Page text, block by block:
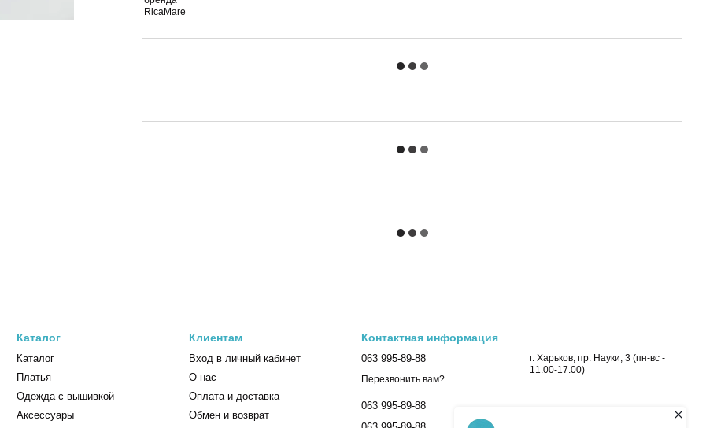
Каталог
Каталог
Платья
Одежда с вышивкой
Аксессуары
Клиентам
Вход в личный кабинет
О нас
Оплата и доставка
Обмен и возврат
Контактная информация
063 995-89-88
Перезвонить вам?
063 995-89-88
г. Харьков, пр. Науки, 3 (пн-вс -
11.00-17.00)